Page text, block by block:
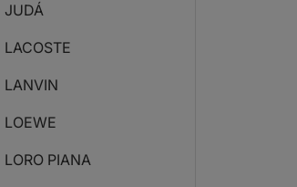
JUDÁ
LACOSTE
LANVIN
LOEWE
LORO PIANA